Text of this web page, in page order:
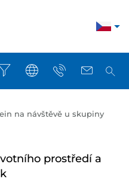
na návštěvě u skupiny
prostředí a